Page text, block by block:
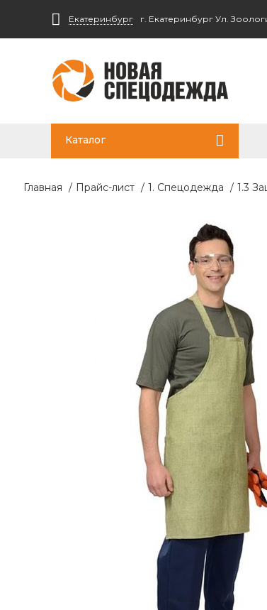
Екатеринбург г. Екатеринбург Ул.
Каталог
Главная / Прайс-лист / 1. Спецодежда / 1.3